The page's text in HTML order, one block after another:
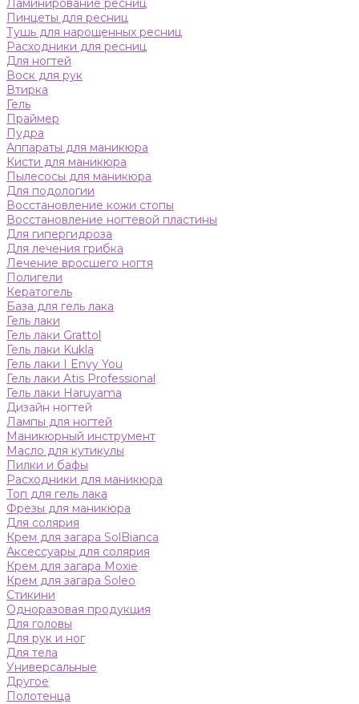
Ламинирование ресниц
Пинцеты для ресниц
Тушь для нарощенных ресниц
Расходники для ресниц
Для ногтей
Воск для рук
Втирка
Гель
Праймер
Пудра
Аппараты для маникюра
Кисти для маникюра
Пылесосы для маникюра
Для подологии
Восстановление кожи стопы
Восстановление ногтевой пластины
Для гипергидроза
Для лечения грибка
Лечение вросшего ногтя
Полигели
Кератогель
База для гель лака
Гель лаки
Гель лаки Grattol
Гель лаки Kukla
Гель лаки I Envy You
Гель лаки Atis Professional
Гель лаки Haruyama
Дизайн ногтей
Лампы для ногтей
Маникюрный инструмент
Масло для кутикулы
Пилки и бафы
Расходники для маникюра
Топ для гель лака
Фрезы для маникюра
Для солярия
Крем для загара SolBianca
Аксессуары для солярия
Крем для загара Moxie
Крем для загара Soleo
Стикини
Одноразовая продукция
Для головы
Для рук и ног
Для тела
Универсальные
Другое
Полотенца